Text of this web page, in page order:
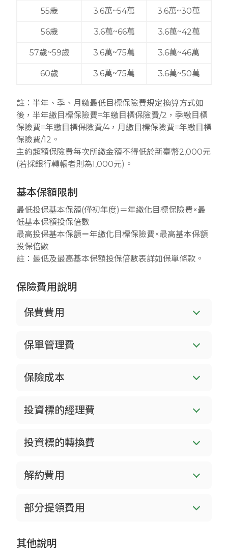
55歲 3.6萬~54萬 3.6萬~30萬
56歲 3.6萬~66萬 3.6萬~42萬
57歲~59歲 3.6萬~75萬 3.6萬~46萬
60歲 3.6萬~75萬 3.6萬~50萬
註：半年、季、月繳最低目標保險費規定換算方式如
後，半年繳目標保險費=年繳目標保險費/2，季繳目標
保險費=年繳目標保險費/4，月繳目標保險費=年繳目標
保險費/12。
主約超額保險費每次所繳金額不得低於新臺幣2,000元
(若採銀行轉帳者則為1,000元)。
基本保額限制
最低投保基本保額(僅初年度)＝年繳化目標保險費×最
低基本保額投保倍數
最高投保基本保額＝年繳化目標保險費×最高基本保額
投保倍數
註：最低及最高基本保額投保倍數表詳如保單條款。
保險費用說明
保費費用
保單管理費
保險成本
投資標的經理費
投資標的轉換費
解約費用
部分提領費用
其他說明